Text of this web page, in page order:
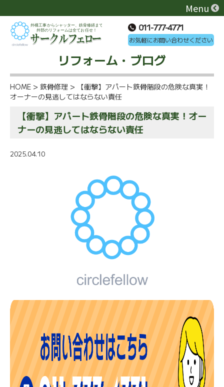
Menu
011-777-4771
お気軽にお問い合わせください
リフォーム・ブログ
HOME > 鉄骨修理 >
【衝撃】アパート鉄骨階段の危険な真実！
オーナーの見逃してはならない責任
【衝撃】アパート鉄骨階段の危険な真実！オー
ナーの見逃してはならない責任
2025.04.10